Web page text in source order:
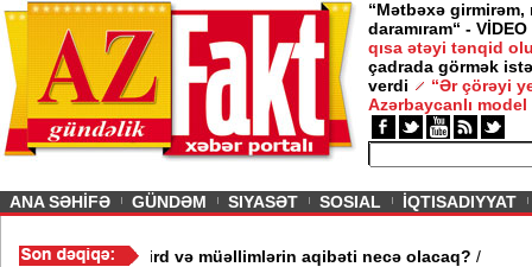
“Mətbəxə girmirəm,
daramıram“ - VİDEO
qısa ətəyi tənqid
çadrada görmək
verdi
“Ər çörəyi
Azərbaycanlı model
ANA SƏHİFƏ GÜNDƏM SIYASƏT SOSIAL İQTISADIYYAT
3 məktəb bağlandı - Şagird və müəllimlərin aqibəti necə